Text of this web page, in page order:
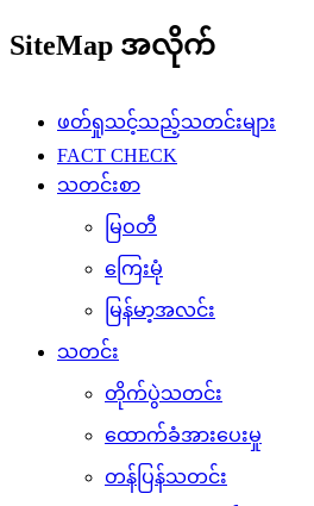
SiteMap အလိုက်
ဖတ်ရှုသင့်သည့်သတင်းများ
FACT CHECK
သတင်းစာ
မြဝတီ
ကြေးမုံ
မြန်မာ့အလင်း
သတင်း
တိုက်ပွဲသတင်း
ထောက်ခံအားပေးမှု
တန်ပြန်သတင်း